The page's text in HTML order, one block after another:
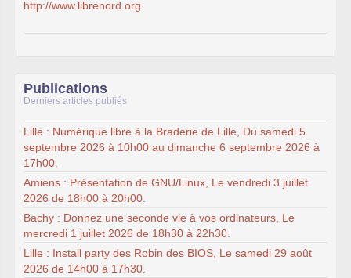
http://www.librenord.org
Publications
Derniers articles publiés
Lille : Numérique libre à la Braderie de Lille, Du samedi 5
septembre 2026 à 10h00 au dimanche 6 septembre 2026 à
17h00.
Amiens : Présentation de GNU/Linux, Le vendredi 3 juillet
2026 de 18h00 à 20h00.
Bachy : Donnez une seconde vie à vos ordinateurs, Le
mercredi 1 juillet 2026 de 18h30 à 22h30.
Lille : Install party des Robin des BIOS, Le samedi 29 août
2026 de 14h00 à 17h30.